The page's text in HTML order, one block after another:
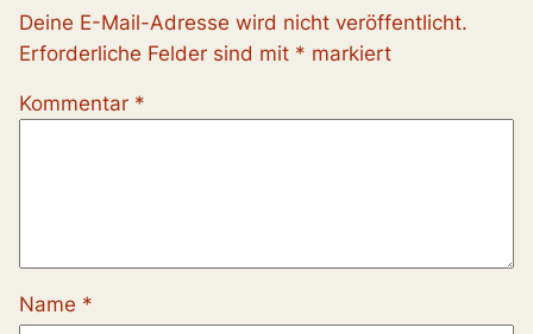
Deine E-Mail-Adresse wird nicht veröffentlicht.
Erforderliche Felder sind mit * markiert
Kommentar *
Name *